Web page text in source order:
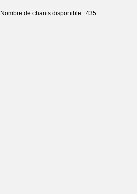
Nombre de chants disponible : 435